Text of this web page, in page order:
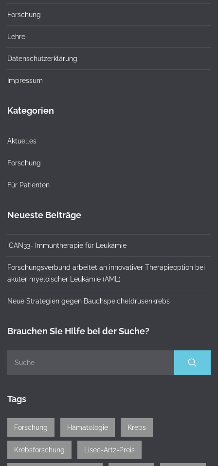
Forschung
Lehre
Datenschutzerklärung
Impressum
Kategorien
Aktuelles
Forschung
Für Patienten
Neueste Beiträge
iCAN33- Immuntherapie für Leukämie
Forschungsverbund arbeitet an innovativer Therapieoption bei
akuter myeloischer Leukämie (AML)
Neue Strategien gegen Bauchspeicheldrüsenkrebs
Brauchen Sie Hilfe bei der Suche?
Tags
Forschung Hämatologie Krebs
Krebsforschung Lisec-Artz-Preis